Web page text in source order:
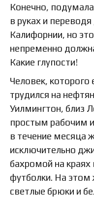
Конечно,
в руках и
Калифорнии, но
непременно
Какие глупости!
Человек, которого
трудился на
Уилмингтон, близ
простым рабочим
в течение месяца
исключительно
бахромой на
футболки. На этом
светлые брюки и